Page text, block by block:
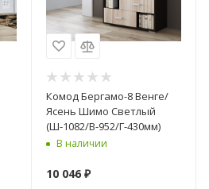
Комод Бергамо-8 Венге/
Ясень Шимо Светлый
(Ш-1082/В-952/Г-430мм)
В наличии
10 046₽